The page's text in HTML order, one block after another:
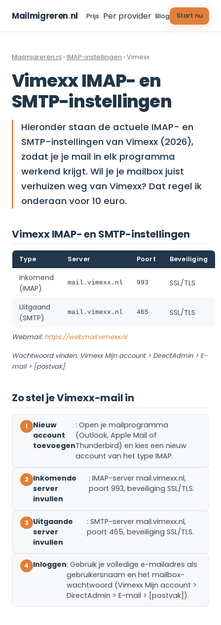
Mailmigreren.nl Prijs Per provider Blog Start nu
Mailmigreren.nl › IMAP-instellingen › Vimexx
Vimexx IMAP- en
SMTP-instellingen
Hieronder staan de actuele IMAP- en
SMTP-instellingen van Vimexx (2026),
zodat je je mail in elk programma
werkend krijgt. Wil je je mailbox juist
verhuizen weg van Vimexx? Dat regel ik
onderaan voor 10 euro.
Vimexx IMAP- en SMTP-instellingen
Type Server Poort Beveiliging
Inkomend
(IMAP)
mail.vimexx.nl 993 SSL/TLS
Uitgaand
(SMTP)
mail.vimexx.nl 465 SSL/TLS
Webmail: https://webmail.vimexx.nl
Wachtwoord vinden: Vimexx Mijn account > DirectAdmin > E-
mail > [postvak]
Zo stel je Vimexx-mail in
Nieuw
account
toevoegen
: Open je mailprogramma
(Outlook, Apple Mail of
Thunderbird) en kies een nieuw
account van het type IMAP.
Inkomende
server
invullen
: IMAP-server mail.vimexx.nl,
poort 993, beveiliging SSL/TLS.
Uitgaande
server
invullen
: SMTP-server mail.vimexx.nl,
poort 465, beveiliging SSL/TLS.
Inloggen: Gebruik je volledige e-mailadres als
gebruikersnaam en het mailbox-
wachtwoord (Vimexx Mijn account >
DirectAdmin > E-mail > [postvak]).